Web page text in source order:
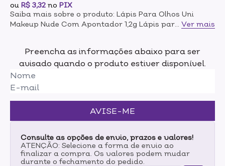
ou R$ 3,32 no PIX
Saiba mais sobre o produto: Lápis Para Olhos Uni
Makeup Nude Com Apontador 1,2g Lápis para olhos na
na make. Lápis de Olho UNImakeup Natural Liner
Nude é ideal para ser utilizado tanto no dia a dia,
quanto para visuais mais elaborados. Seu aplicador
em lápis garante precisão e a tampa, em formato de
uso: Deslize a ponta do lápis na linha d'água do olho
ou rente à raiz dos cílios. O lápis pode ser utilizado
como base para delineados em cores claras.
Ver mais
Preencha as informações abaixo para ser
avisado quando o produto estiver disponível.
AVISE-ME
Consulte as opções de envio, prazos e valores!
ATENÇÃO: Selecione a forma de envio ao
finalizar a compra. Os valores podem mudar
durante o fechamento do pedido.